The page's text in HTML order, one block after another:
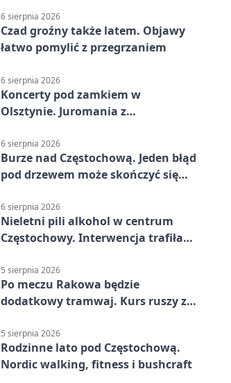
6 sierpnia 2026
Czad groźny także latem. Objawy
łatwo pomylić z przegrzaniem
6 sierpnia 2026
Koncerty pod zamkiem w
Olsztynie. Juromania z
6 sierpnia 2026
Burze nad Częstochową. Jeden błąd
pod drzewem może skończyć się
6 sierpnia 2026
Nieletni pili alkohol w centrum
Częstochowy. Interwencja trafiła
5 sierpnia 2026
Po meczu Rakowa będzie
dodatkowy tramwaj. Kurs ruszy ze
5 sierpnia 2026
Rodzinne lato pod Częstochową.
Nordic walking, fitness i bushcraft